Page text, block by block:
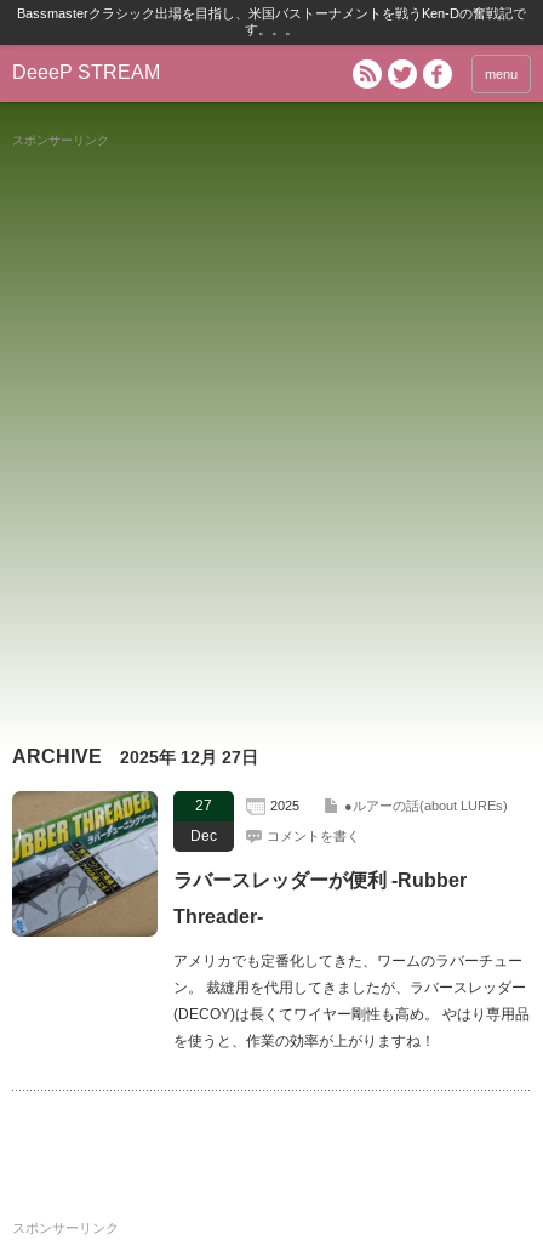
Bassmasterクラシック出場を目指し、米国バストーナメントを戦うKen-Dの奮戦記で
す。。。
DeeeP STREAM menu
スポンサーリンク
ARCHIVE 2025年 12月 27日
27
Dec
2025 ●ルアーの話(about LUREs)
コメントを書く
ラバースレッダーが便利 -Rubber
Threader-
アメリカでも定番化してきた、ワームのラバーチュー
ン。 裁縫用を代用してきましたが、ラバースレッダー
(DECOY)は長くてワイヤー剛性も高め。 やはり専用品
を使うと、作業の効率が上がりますね！
スポンサーリンク